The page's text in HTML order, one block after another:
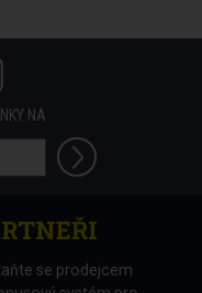
NA
se prodejcem